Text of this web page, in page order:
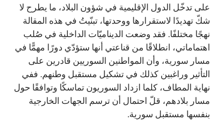
على تدخّل الدول الإقليمية في شؤون البلاد، ما يطرح لا
شكّ تهديدًا لاستقرارها ووحدتها، تبنّيتُ في هذه المقالة
نهجًا مختلفًا. فقد وضعت الديناميّات الداخلية في صُلب
اهتماماتي، انطلاقًا من قناعتي أنها ستؤدّي دورًا مهمًّا في
مسار سورية، وأن المواطنين السوريين قادرين على
التأثير وراغبين كذلك في تشكيل مستقبل وطنهم. ففي
نهاية المطاف، كلما ازداد السوريون تماسكًا وتوافقًا حول
مسار بلادهم، قلّ احتمال أن ترسم الجهات الخارجية
بنفسها مستقبل سورية.